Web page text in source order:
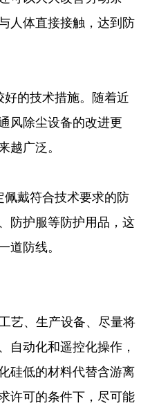
人体直接接触，达到防
的技术措施。随着近
风除尘设备的改进更
越广泛。
戴符合技术要求的防
防护服等防护用品，这
道防线。
艺、生产设备、尽量将
自动化和遥控化操作，
硅低的材料代替含游离
许可的条件下，尽可能